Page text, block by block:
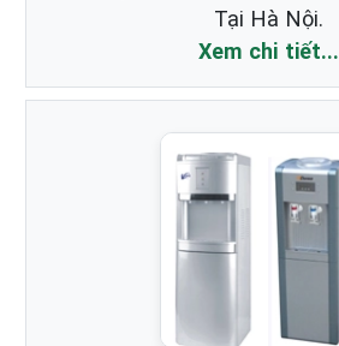
Tại Hà Nội.
Xem chi tiết...